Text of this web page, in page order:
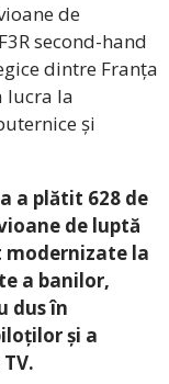
de
second-hand
dintre Franța
lucra la
și
a plătit 628 de
de luptă
modernizate la
a banilor,
dus în
și a